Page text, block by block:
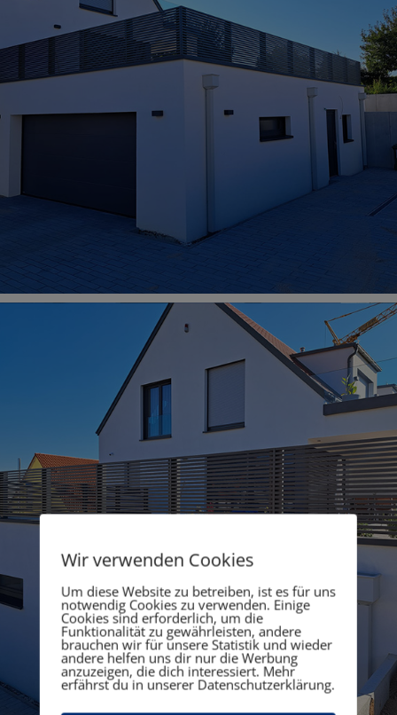
Wir verwenden Cookies
Um diese Website zu betreiben, ist es für uns
notwendig Cookies zu verwenden. Einige
Cookies sind erforderlich, um die
Funktionalität zu gewährleisten, andere
brauchen wir für unsere Statistik und wieder
andere helfen uns dir nur die Werbung
anzuzeigen, die dich interessiert. Mehr
erfährst du in unserer Datenschutzerklärung.